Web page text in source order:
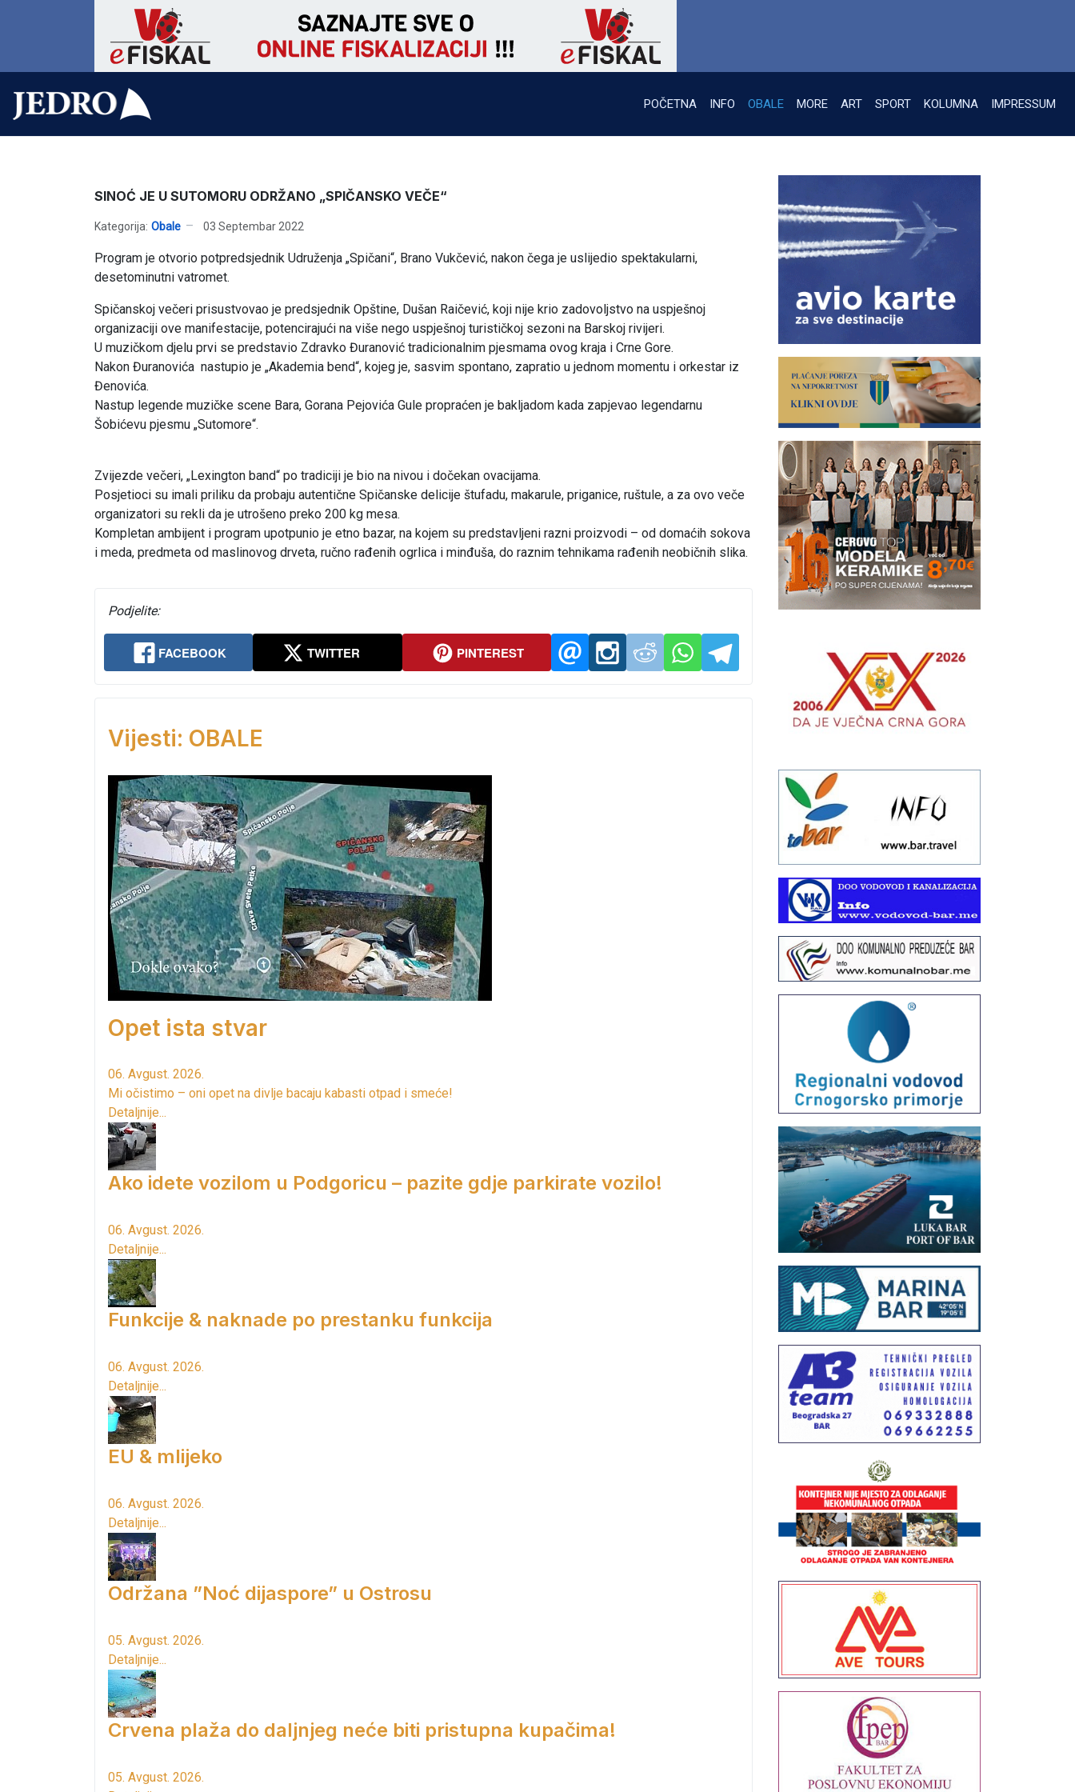
POČETNA INFO OBALE MORE ART SPORT KOLUMNA IMPRESSUM
SINOĆ JE U SUTOMORU ODRŽANO „SPIČANSKO VEČE“
Kategorija: Obale 03 Septembar 2022
Program je otvorio potpredsjednik Udruženja „Spičani“, Brano Vukčević, nakon čega je uslijedio spektakularni,
desetominutni vatromet.
Spičanskoj večeri prisustvovao je predsjednik Opštine, Dušan Raičević, koji nije krio zadovoljstvo na uspješnoj
organizaciji ove manifestacije, potencirajući na više nego uspješnoj turističkoj sezoni na Barskoj rivijeri.
U muzičkom djelu prvi se predstavio Zdravko Đuranović tradicionalnim pjesmama ovog kraja i Crne Gore.
Nakon Đuranovića nastupio je „Akademia bend“, kojeg je, sasvim spontano, zapratio u jednom momentu i orkestar iz
Đenovića.
Nastup legende muzičke scene Bara, Gorana Pejovića Gule propraćen je bakljadom kada zapjevao legendarnu
Šobićevu pjesmu „Sutomore“.
Zvijezde večeri, „Lexington band“ po tradiciji je bio na nivou i dočekan ovacijama.
Posjetioci su imali priliku da probaju autentične Spičanske delicije štufadu, makarule, priganice, ruštule, a za ovo veče
organizatori su rekli da je utrošeno preko 200 kg mesa.
Kompletan ambijent i program upotpunio je etno bazar, na kojem su predstavljeni razni proizvodi – od domaćih sokova
i meda, predmeta od maslinovog drveta, ručno rađenih ogrlica i minđuša, do raznim tehnikama rađenih neobičnih slika.
Podjelite:
FACEBOOK TWITTER PINTEREST
Vijesti: OBALE
Opet ista stvar
06. Avgust. 2026.
Mi očistimo – oni opet na divlje bacaju kabasti otpad i smeće!
Detaljnije...
Ako idete vozilom u Podgoricu – pazite gdje parkirate vozilo!
06. Avgust. 2026.
Detaljnije...
Funkcije & naknade po prestanku funkcija
06. Avgust. 2026.
Detaljnije...
EU & mlijeko
06. Avgust. 2026.
Detaljnije...
Održana ”Noć dijaspore” u Ostrosu
05. Avgust. 2026.
Detaljnije...
Crvena plaža do daljnjeg neće biti pristupna kupačima!
05. Avgust. 2026.